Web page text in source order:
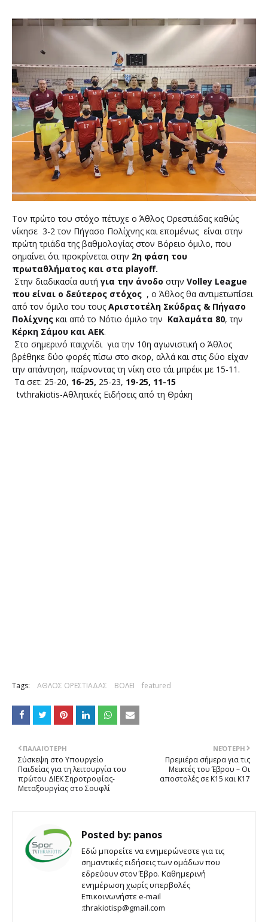
Τον πρώτο του στόχο πέτυχε ο Άθλος Ορεστιάδας καθώς
νίκησε 3-2 τον Πήγασο Πολίχνης και επομένως είναι στην
πρώτη τριάδα της βαθμολογίας στον Βόρειο όμιλο, που
σημαίνει ότι προκρίνεται στην 2η φάση του
πρωταθλήματος και στα playoff.
Στην διαδικασία αυτή για την άνοδο στην Volley League
που είναι ο δεύτερος στόχος , ο Άθλος θα αντιμετωπίσει
από τον όμιλο του τους Αριστοτέλη Σκύδρας & Πήγασο
Πολίχνης και από το Νότιο όμιλο την Καλαμάτα 80, την
Κέρκη Σάμου και ΑΕΚ.
Στο σημερινό παιχνίδι για την 10η αγωνιστική ο Άθλος
βρέθηκε δύο φορές πίσω στο σκορ, αλλά και στις δύο είχαν
την απάντηση, παίρνοντας τη νίκη στο τάι μπρέικ με 15-11.
Τα σετ: 25-20, 16-25, 25-23, 19-25, 11-15
tvthrakiotis-Αθλητικές Ειδήσεις από τη Θράκη
Tags: ΑΘΛΟΣ ΟΡΕΣΤΙΑΔΑΣ ΒΟΛΕΙ featured
ΝΕΌΤΕΡΗ
Πρεμιέρα σήμερα για τις
Μεικτές του Έβρου – Οι
αποστολές σε Κ15 και Κ17
ΠΑΛΑΙΌΤΕΡΗ
Σύσκεψη στο Υπουργείο
Παιδείας για τη λειτουργία του
πρώτου ΔΙΕΚ Σηροτροφίας-
Μεταξουργίας στο Σουφλί
Posted by: panos
Εδώ μπορείτε να ενημερώνεστε για τις
σημαντικές ειδήσεις των ομάδων που
εδρεύουν στον Έβρο. Καθημερινή
ενημέρωση χωρίς υπερβολές
Επικοινωνήστε e-mail
:thrakiotisp@gmail.com